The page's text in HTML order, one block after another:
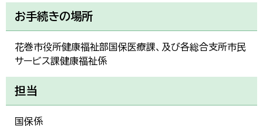
お手続きの場所
花巻市役所健康福祉部国保医療課、及び各総合支所市民
サービス課健康福祉係
担当
国保係